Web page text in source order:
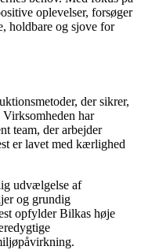
oplevelser, forsøger
holdbare og sjove for
der sikrer,
har
team, der arbejder
er lavet med kærlighed
udvælgelse af
og grundig
opfylder Bilkas høje